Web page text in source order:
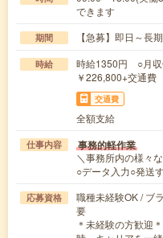
できます
期間 【急募】即日～長
時給
時給1350円 ○月収
￥226,800+交通費
交通費
全額支給
仕事内容 事務的軽作業
＼事務所内の様々
○データ入力○発送
応募資格
職種未経験OK / ブ
要
＊未経験の方歓迎